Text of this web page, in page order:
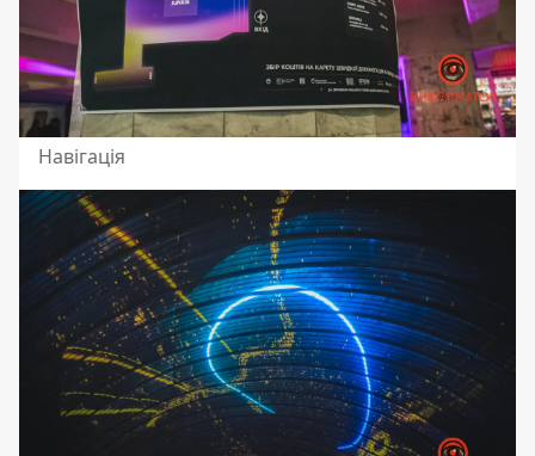
Навігація